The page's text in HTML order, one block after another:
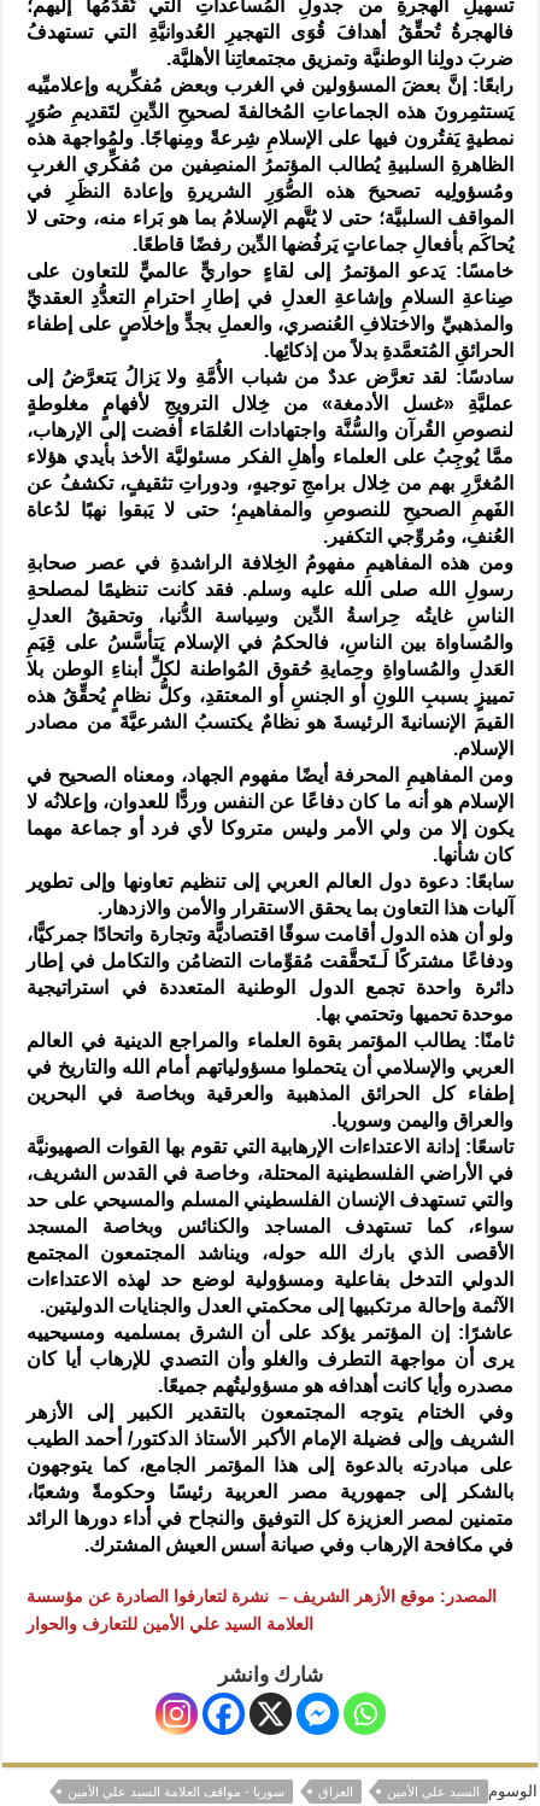
تسهيلِ الهجرةِ من جدولِ المُساعداتِ التي تُقدِّمُها إليهم؛
فالهجرةُ تُحقِّقُ أهدافَ قُوَى التهجيرِ العُدوانيَّةِ التي تستهدفُ
ضربَ دولِنا الوطنيَّة وتمزيق مجتمعاتِنا الأهليَّة.
رابعًا: إنَّ بعضَ المسؤولين في الغرب وبعض مُفكِّريه وإعلاميِّيه
يَستثمِرونَ هذه الجماعاتِ المُخالفةَ لصحيحِ الدِّينِ لتَقديمِ صُوَرٍ
نمطيةٍ يَفتُرون فيها على الإسلامِ شِرعةً ومِنهاجًا. ولمُواجهة هذه
الظاهرةِ السلبيةِ يُطالب المؤتمرُ المنصِفين من مُفكِّري الغربِ
ومُسؤولِيه تصحيحَ هذه الصُّوَرِ الشريرةِ وإعادة النظَرِ في
المواقف السلبيَّة؛ حتى لا يُتَّهم الإسلامُ بما هو بَراء منه، وحتى لا
يُحاكَم بأفعالِ جماعاتٍ يَرفُضها الدِّين رفضًا قاطعًا.
خامسًا: يَدعو المؤتمرُ إلى لقاءٍ حواريٍّ عالميٍّ للتعاون على
صِناعةِ السلامِ وإشاعةِ العدلِ في إطارِ احترامِ التعدُّدِ العقديِّ
والمذهبيِّ والاختلافِ العُنصري، والعملِ بجدٍّ وإخلاصٍ على إطفاء
الحرائقِ المُتعمَّدةِ بدلاً من إذكائِها.
سادسًا: لقد تعرَّض عددٌ من شباب الأُمَّةِ ولا يَزالُ يَتعرَّضُ إلى
عمليَّةِ «غسل الأدمغة» من خِلال الترويجِ لأفهامٍ مغلوطةٍ
لنصوصِ القُرآن والسُّنَّة واجتهادات العُلمَاء أفضت إلى الإرهاب،
ممَّا يُوجِبُ على العلماء وأهلِ الفكر مسئوليَّة الأخذ بأيدي هؤلاء
المُغرَّرِ بهم من خِلال برامجِ توجيهٍ، ودوراتِ تثقيفٍ، تكشفُ عن
الفَهمِ الصحيحِ للنصوصِ والمفاهيمِ؛ حتى لا يَبقوا نهبًا لدُعاة
العُنفِ، ومُروِّجي التكفير.
ومن هذه المفاهيمِ مفهومُ الخِلافة الراشدةِ في عصر صحابةِ
رسولِ الله صلى الله عليه وسلم. فقد كانت تنظيمًا لمصلحةِ
الناسِ غايتُه حِراسةُ الدِّين وسِياسة الدُّنيا، وتحقيقُ العدلِ
والمُساواة بين الناسِ، فالحكمُ في الإسلام يَتأسَّسُ على قِيَمِ
العَدلِ والمُساواةِ وحِمايةِ حُقوق المُواطنة لكلِّ أبناءِ الوطن بلا
تمييزٍ بسببِ اللونِ أو الجنسِ أو المعتقدِ، وكلُّ نظامٍ يُحقِّقُ هذه
القيمَ الإنسانيةَ الرئيسةَ هو نظامٌ يكتسبُ الشرعيَّةَ من مصادر
الإسلام.
ومن المفاهيمِ المحرفة أيضًا مفهوم الجهاد، ومعناه الصحيح في
الإسلام هو أنه ما كان دفاعًا عن النفس وردًّا للعدوان، وإعلانُه لا
يكون إلا من ولي الأمر وليس متروكا لأي فرد أو جماعة مهما
كان شأنها.
سابعًا: دعوة دول العالم العربي إلى تنظيم تعاونها وإلى تطوير
آليات هذا التعاون بما يحقق الاستقرار والأمن والازدهار.
ولو أن هذه الدول أقامت سوقًا اقتصاديًّة وتجارة واتحادًا جمركيًّا،
ودفاعًا مشتركًا لَـتَحقَّقت مُقوِّمات التضامُن والتكامل في إطار
دائرة واحدة تجمع الدول الوطنية المتعددة في استراتيجية
موحدة تحميها وتحتمي بها.
ثامنًا: يطالب المؤتمر بقوة العلماء والمراجع الدينية في العالم
العربي والإسلامي أن يتحملوا مسؤولياتهم أمام الله والتاريخ في
إطفاء كل الحرائق المذهبية والعرقية وبخاصة في البحرين
والعراق واليمن وسوريا.
تاسعًا: إدانة الاعتداءات الإرهابية التي تقوم بها القوات الصهيونيَّة
في الأراضي الفلسطينية المحتلة، وخاصة في القدس الشريف،
والتي تستهدف الإنسان الفلسطيني المسلم والمسيحي على حد
سواء، كما تستهدف المساجد والكنائس وبخاصة المسجد
الأقصى الذي بارك الله حوله، ويناشد المجتمعون المجتمع
الدولي التدخل بفاعلية ومسؤولية لوضع حد لهذه الاعتداءات
الآثمة وإحالة مرتكبيها إلى محكمتي العدل والجنايات الدوليتين.
عاشرًا: إن المؤتمر يؤكد على أن الشرق بمسلميه ومسيحييه
يرى أن مواجهة التطرف والغلو وأن التصدي للإرهاب أيا كان
مصدره وأيا كانت أهدافه هو مسؤوليتُهم جميعًا.
وفي الختام يتوجه المجتمعون بالتقدير الكبير إلى الأزهر
الشريف وإلى فضيلة الإمام الأكبر الأستاذ الدكتور/ أحمد الطيب
على مبادرته بالدعوة إلى هذا المؤتمر الجامع، كما يتوجهون
بالشكر إلى جمهورية مصر العربية رئيسًا وحكومةً وشعبًا،
متمنين لمصر العزيزة كل التوفيق والنجاح في أداء دورها الرائد
في مكافحة الإرهاب وفي صيانة أسس العيش المشترك.
المصدر: موقع الأزهر الشريف – نشرة لتعارفوا الصادرة عن مؤسسة
العلامة السيد علي الأمين للتعارف والحوار
شارك وانشر
الوسوم السيد علي الأمين العراق سوريا - مواقف العلامة السيد علي الأمين